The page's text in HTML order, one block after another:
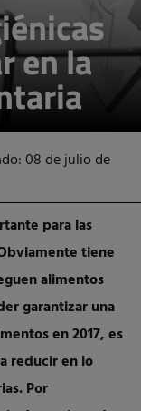
en la
08 de julio de
para las
tiene
alimentos
garantizar una
en 2017, es
reducir en lo
Por